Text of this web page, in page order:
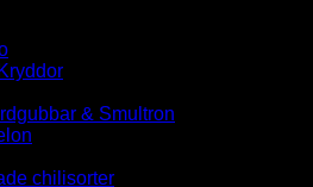
& Smultron
chilisorter